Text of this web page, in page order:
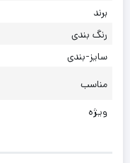
برند
رنگ بندی
سایز-بندی
مناسب
ویژه